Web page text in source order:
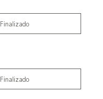
Finalizado
Finalizado